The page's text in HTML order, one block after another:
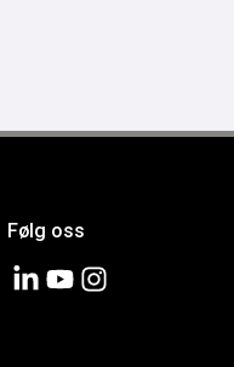
Følg oss